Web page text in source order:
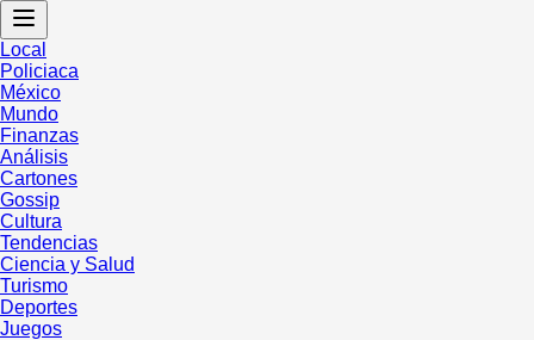
Local
Policiaca
México
Mundo
Finanzas
Análisis
Cartones
Gossip
Cultura
Tendencias
Ciencia y Salud
Turismo
Deportes
Juegos